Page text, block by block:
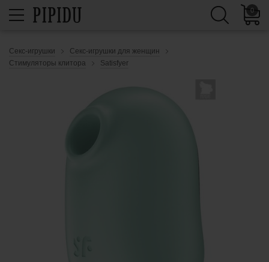
0
Секс-игрушки
Секс-игрушки для женщин
Стимуляторы клитора
Satisfyer